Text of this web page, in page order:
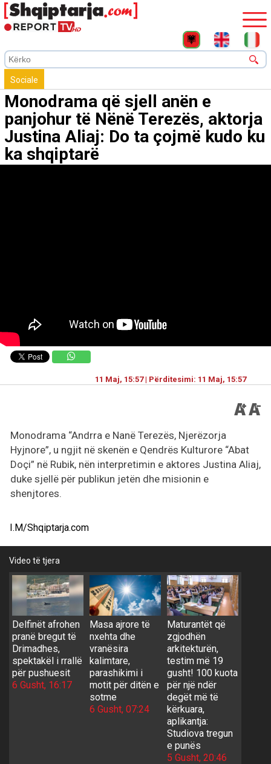
Sociale
Monodrama që sjell anën e
panjohur të Nënë Terezës, aktorja
Justina Aliaj: Do ta çojmë kudo ku
ka shqiptarë
11 Maj, 15:57 | Përditesimi: 11 Maj, 15:57
Monodrama “Andrra e Nanë Terezës, Njerëzorja
Hyjnore”, u ngjit në skenën e Qendrës Kulturore “Abat
Doçi” në Rubik, nën interpretimin e aktores Justina Aliaj,
duke sjellë për publikun jetën dhe misionin e
shenjtores.
I.M/Shqiptarja.com
Video të tjera
Delfinët afrohen
pranë bregut të
Drimadhes,
spektakël i rrallë
për pushuesit
6 Gusht, 16:17
Masa ajrore të
nxehta dhe
vranësira
kalimtare,
parashikimi i
motit për ditën e
sotme
6 Gusht, 07:24
Maturantët që
zgjodhën
arkitekturën,
testim më 19
gusht! 100 kuota
për një ndër
degët më të
kërkuara,
aplikantja:
Studiova tregun
e punës
5 Gusht, 20:46